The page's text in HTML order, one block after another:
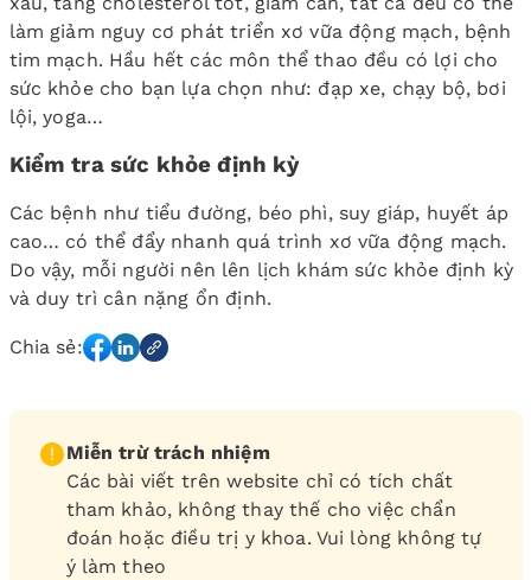
làm giảm nguy cơ phát triển xơ vữa động mạch, bệnh
tim mạch. Hầu hết các môn thể thao đều có lợi cho
sức khỏe cho bạn lựa chọn như: đạp xe, chạy bộ, bơi
lội, yoga…
Kiểm tra sức khỏe định kỳ
Các bệnh như tiểu đường, béo phì, suy giáp, huyết áp
cao… có thể đẩy nhanh quá trình xơ vữa động mạch.
Do vậy, mỗi người nên lên lịch khám sức khỏe định kỳ
và duy trì cân nặng ổn định.
Chia sẻ:
Miễn trừ trách nhiệm
Các bài viết trên website chỉ có tích chất
tham khảo, không thay thế cho việc chẩn
đoán hoặc điều trị y khoa. Vui lòng không tự
ý làm theo